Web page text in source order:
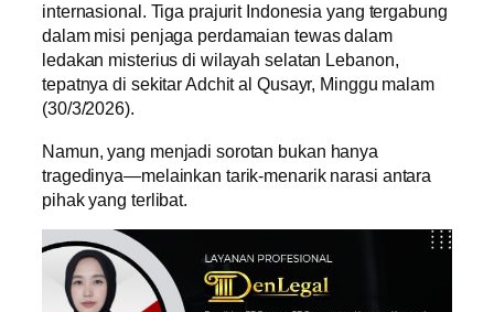
internasional. Tiga prajurit Indonesia yang tergabung
dalam misi penjaga perdamaian tewas dalam
ledakan misterius di wilayah selatan Lebanon,
tepatnya di sekitar Adchit al Qusayr, Minggu malam
(30/3/2026).
Namun, yang menjadi sorotan bukan hanya
tragedinya—melainkan tarik-menarik narasi antara
pihak yang terlibat.